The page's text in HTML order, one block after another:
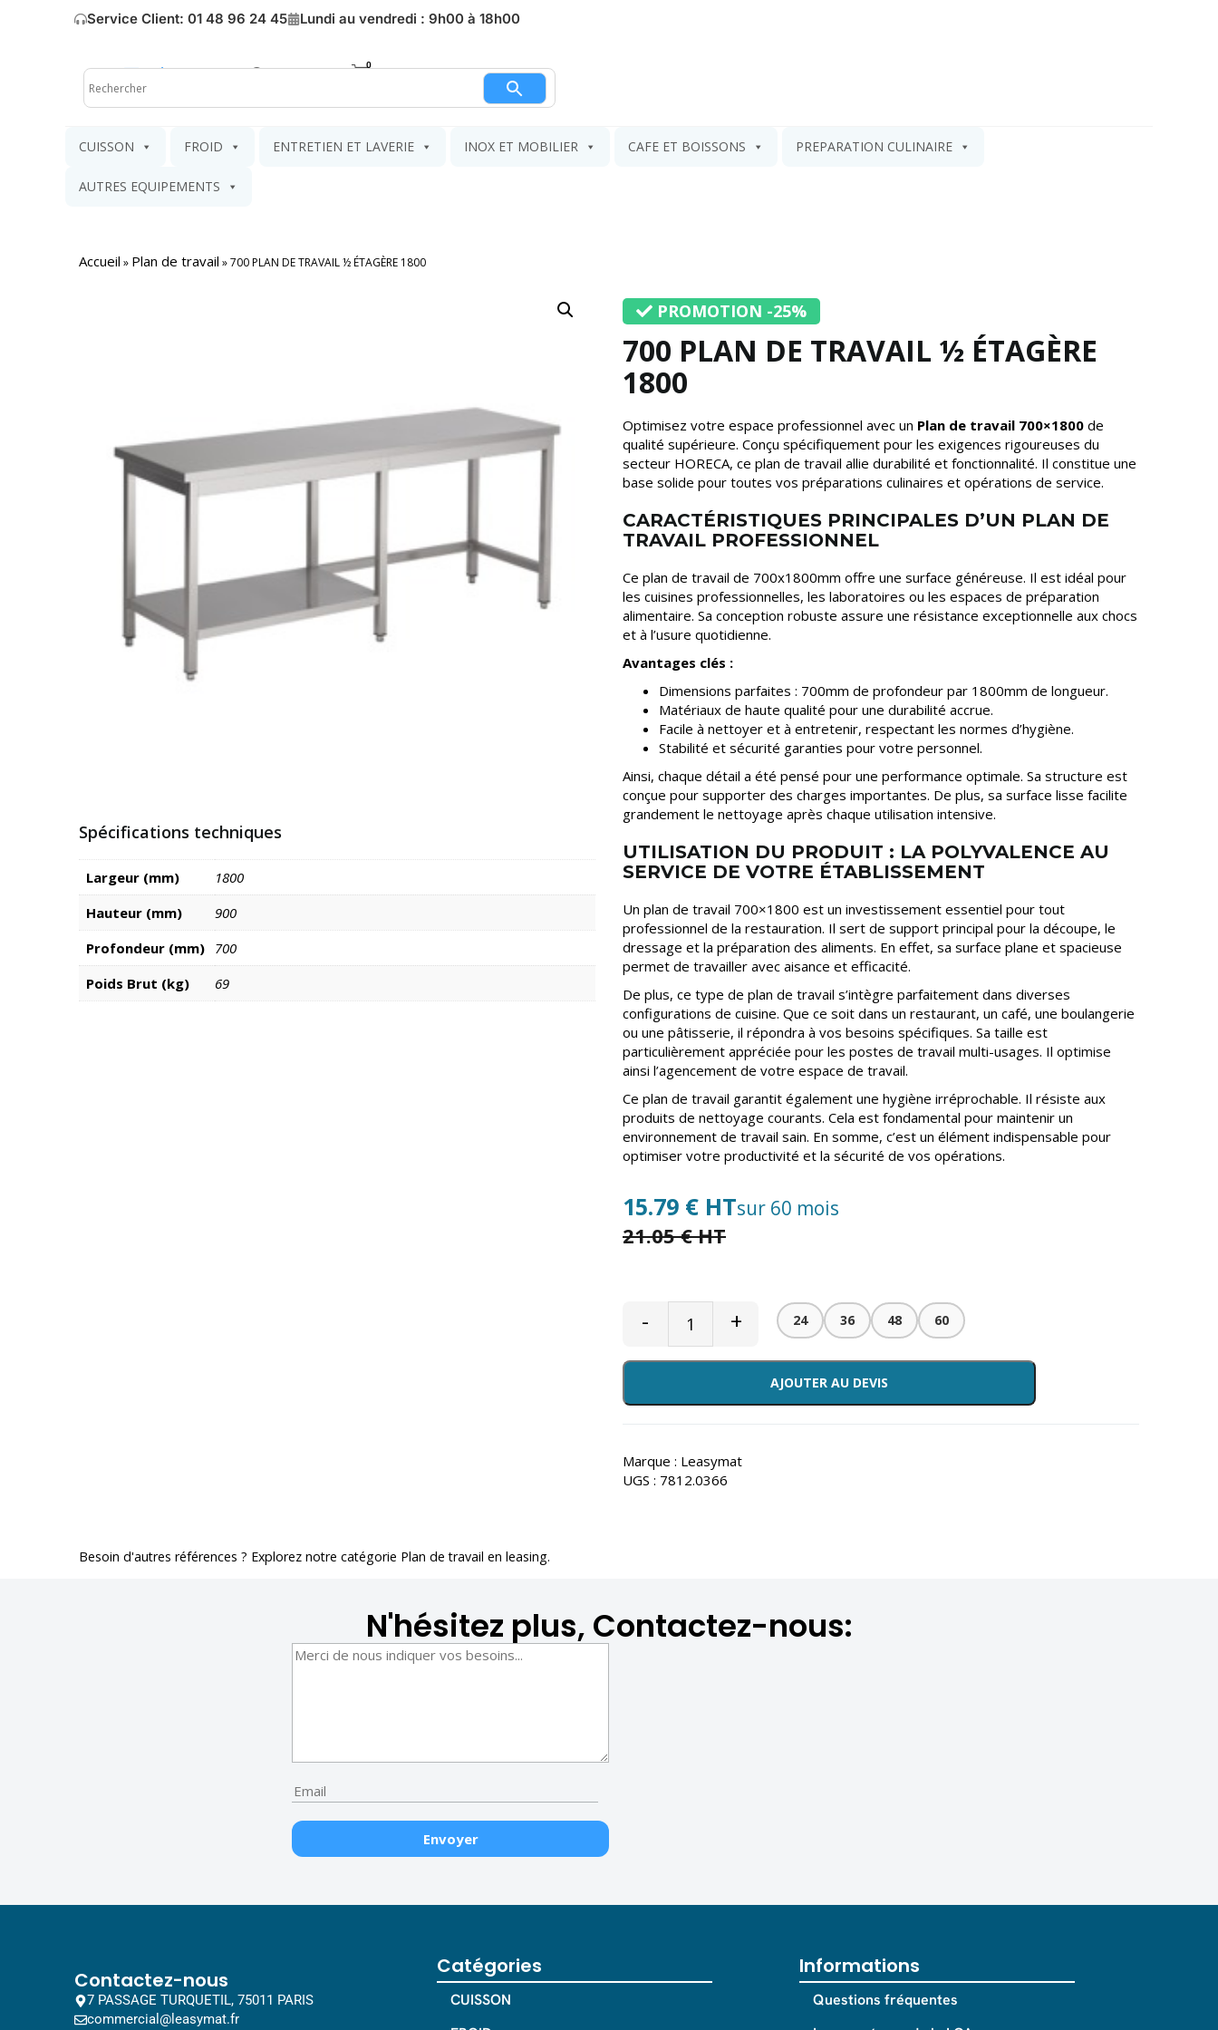
Service Client: 01 48 96 24 45 Lundi au vendredi : 9h00 à 18h00
Mon compte Mon panier
CUISSON FROID ENTRETIEN ET LAVERIE INOX ET MOBILIER CAFE ET BOISSONS PREPARATION CULINAIRE
AUTRES EQUIPEMENTS
Accueil » Plan de travail »700 PLAN DE TRAVAIL ½ ÉTAGÈRE 1800
Spécifications techniques
Largeur (mm)
1800
Hauteur (mm)
900
Profondeur (mm) 700
Poids Brut (kg)
69
700 PLAN DE TRAVAIL ½ ÉTAGÈRE
1800
Optimisez votre espace professionnel avec un Plan de travail 700×1800 de
qualité supérieure. Conçu spécifiquement pour les exigences rigoureuses du
secteur HORECA, ce plan de travail allie durabilité et fonctionnalité. Il constitue une
base solide pour toutes vos préparations culinaires et opérations de service.
CARACTÉRISTIQUES PRINCIPALES D’UN PLAN DE
TRAVAIL PROFESSIONNEL
Ce plan de travail de 700x1800mm offre une surface généreuse. Il est idéal pour
les cuisines professionnelles, les laboratoires ou les espaces de préparation
alimentaire. Sa conception robuste assure une résistance exceptionnelle aux chocs
et à l’usure quotidienne.
Avantages clés :
Dimensions parfaites : 700mm de profondeur par 1800mm de longueur.
Matériaux de haute qualité pour une durabilité accrue.
Facile à nettoyer et à entretenir, respectant les normes d’hygiène.
Stabilité et sécurité garanties pour votre personnel.
Ainsi, chaque détail a été pensé pour une performance optimale. Sa structure est
conçue pour supporter des charges importantes. De plus, sa surface lisse facilite
grandement le nettoyage après chaque utilisation intensive.
UTILISATION DU PRODUIT : LA POLYVALENCE AU
SERVICE DE VOTRE ÉTABLISSEMENT
Un plan de travail 700×1800 est un investissement essentiel pour tout
professionnel de la restauration. Il sert de support principal pour la découpe, le
dressage et la préparation des aliments. En effet, sa surface plane et spacieuse
permet de travailler avec aisance et efficacité.
De plus, ce type de plan de travail s’intègre parfaitement dans diverses
configurations de cuisine. Que ce soit dans un restaurant, un café, une boulangerie
ou une pâtisserie, il répondra à vos besoins spécifiques. Sa taille est
particulièrement appréciée pour les postes de travail multi-usages. Il optimise
ainsi l’agencement de votre espace de travail.
Ce plan de travail garantit également une hygiène irréprochable. Il résiste aux
produits de nettoyage courants. Cela est fondamental pour maintenir un
environnement de travail sain. En somme, c’est un élément indispensable pour
optimiser votre productivité et la sécurité de vos opérations.
15.79 € HTsur 60 mois
21.05 € HT
PROMOTION -25%
- + 24 36 48 60
AJOUTER AU DEVIS
Marque : Leasymat
UGS : 7812.0366
Besoin d'autres références ? Explorez notre catégorie Plan de travail en leasing.
N'hésitez plus, Contactez-nous:
Contactez-nous
7 PASSAGE TURQUETIL, 75011 PARIS
commercial@leasymat.fr
Catégories
CUISSON
Informations
Questions fréquentes